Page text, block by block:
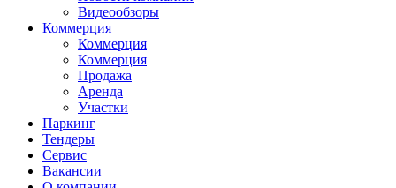
Видеообзоры
Коммерция
Коммерция
Коммерция
Продажа
Аренда
Участки
Паркинг
Тендеры
Сервис
Вакансии